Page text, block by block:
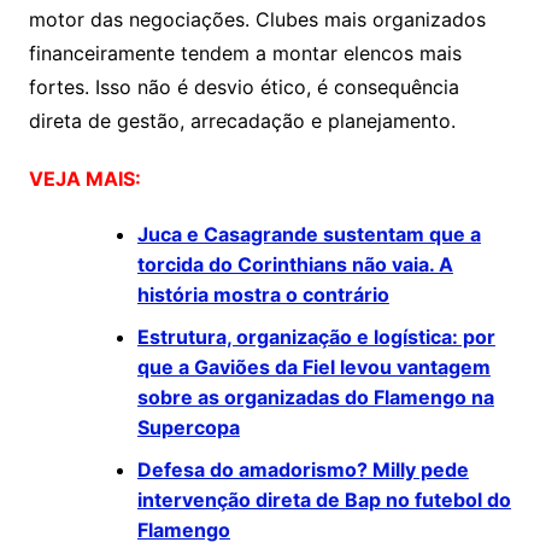
motor das negociações. Clubes mais organizados
financeiramente tendem a montar elencos mais
fortes. Isso não é desvio ético, é consequência
direta de gestão, arrecadação e planejamento.
VEJA MAIS:
Juca e Casagrande sustentam que a
torcida do Corinthians não vaia. A
história mostra o contrário
Estrutura, organização e logística: por
que a Gaviões da Fiel levou vantagem
sobre as organizadas do Flamengo na
Supercopa
Defesa do amadorismo? Milly pede
intervenção direta de Bap no futebol do
Flamengo